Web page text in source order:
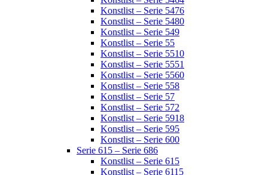
Konstlist – Serie 5476
Konstlist – Serie 5480
Konstlist – Serie 549
Konstlist – Serie 55
Konstlist – Serie 5510
Konstlist – Serie 5551
Konstlist – Serie 5560
Konstlist – Serie 558
Konstlist – Serie 57
Konstlist – Serie 572
Konstlist – Serie 5918
Konstlist – Serie 595
Konstlist – Serie 600
Serie 615 – Serie 686
Konstlist – Serie 615
Konstlist – Serie 6115